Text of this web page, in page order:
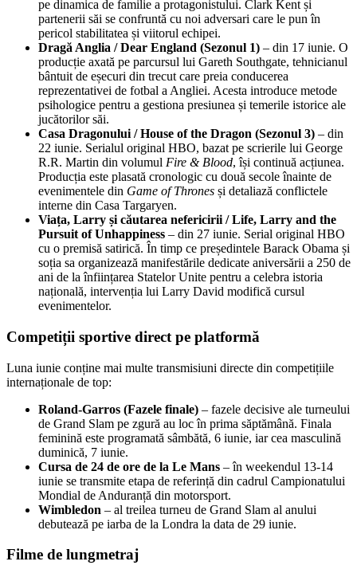
pe dinamica de familie a protagonistului. Clark Kent și
partenerii săi se confruntă cu noi adversari care le pun în
pericol stabilitatea și viitorul echipei.
Dragă Anglia / Dear England (Sezonul 1) – din 17 iunie. O
producție axată pe parcursul lui Gareth Southgate, tehnicianul
bântuit de eșecuri din trecut care preia conducerea
reprezentativei de fotbal a Angliei. Acesta introduce metode
psihologice pentru a gestiona presiunea și temerile istorice ale
jucătorilor săi.
Casa Dragonului / House of the Dragon (Sezonul 3) – din
22 iunie. Serialul original HBO, bazat pe scrierile lui George
R.R. Martin din volumul Fire & Blood, își continuă acțiunea.
Producția este plasată cronologic cu două secole înainte de
evenimentele din Game of Thrones și detaliază conflictele
interne din Casa Targaryen.
Viața, Larry și căutarea nefericirii / Life, Larry and the
Pursuit of Unhappiness – din 27 iunie. Serial original HBO
cu o premisă satirică. În timp ce președintele Barack Obama și
soția sa organizează manifestările dedicate aniversării a 250 de
ani de la înființarea Statelor Unite pentru a celebra istoria
națională, intervenția lui Larry David modifică cursul
evenimentelor.
Competiții sportive direct pe platformă
Luna iunie conține mai multe transmisiuni directe din competițiile
internaționale de top:
Roland-Garros (Fazele finale) – fazele decisive ale turneului
de Grand Slam pe zgură au loc în prima săptămână. Finala
feminină este programată sâmbătă, 6 iunie, iar cea masculină
duminică, 7 iunie.
Cursa de 24 de ore de la Le Mans – în weekendul 13-14
iunie se transmite etapa de referință din cadrul Campionatului
Mondial de Anduranță din motorsport.
Wimbledon – al treilea turneu de Grand Slam al anului
debutează pe iarba de la Londra la data de 29 iunie.
Filme de lungmetraj